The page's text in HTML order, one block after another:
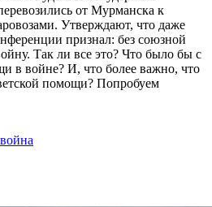
от Мурманска к
Утверждают, что даже
признал: без союзной
Так ли все это? Что было бы с
в войне? И, что более важно, что
помощи? Попробуем